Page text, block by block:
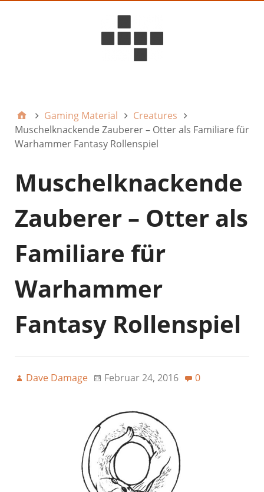
Gaming Material
Creatures
Muschelknackende Zauberer – Otter als Familiare für
Warhammer Fantasy Rollenspiel
Muschelknackende
Zauberer – Otter als
Familiare für
Warhammer
Fantasy Rollenspiel
Dave Damage Februar 24, 2016 0